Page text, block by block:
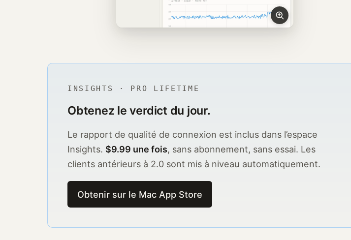
INSIGHTS · PRO LIFETIME
Obtenez le verdict du jour.
Le rapport de qualité de connexion est inclus dans l’espace
Insights. $9.99 une fois, sans abonnement, sans essai. Les
clients antérieurs à 2.0 sont mis à niveau automatiquement.
Obtenir sur le Mac App Store